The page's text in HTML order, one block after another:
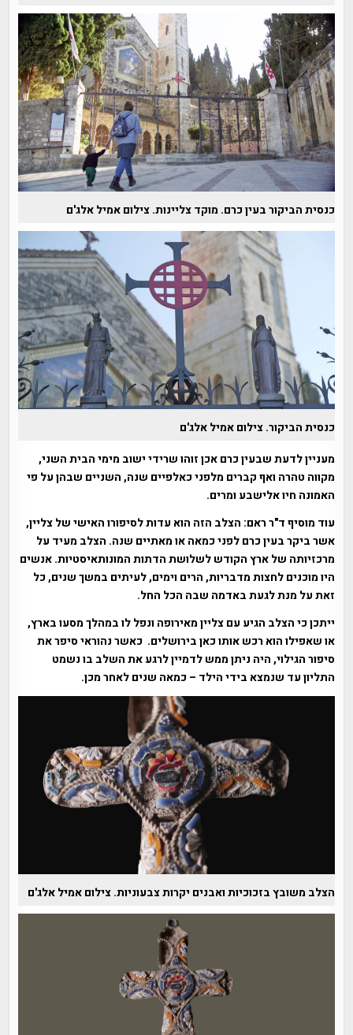
כנסית הביקור בעין כרם. מוקד צליינות. צילום אמיל אלג'ם
כנסית הביקור. צילום אמיל אלג'ם
מעניין לדעת שבעין כרם אכן זוהו שרידי ישוב מימי הבית השני,
מקווה טהרה ואף קברים מלפני כאלפיים שנה, השניים שבהן על פי
האמונה חיו אלישבע ומרים.
עוד מוסיף ד"ר ראם: הצלב הזה הוא עדות לסיפורו האישי של צליין,
אשר ביקר בעין כרם לפני כמאה או מאתיים שנה. הצלב מעיד על
מרכזיותה של ארץ הקודש לשלושת הדתות המונותאיסטיות. אנשים
היו מוכנים לחצות מדבריות, הרים וימים, לעיתים במשך שנים, כל
זאת על מנת לגעת באדמה שבה הכל החל.
ייתכן כי הצלב הגיע עם צליין מאירופה ונפל לו במהלך מסעו בארץ,
או שאפילו הוא רכש אותו כאן בירושלים. כאשר נהוראי סיפר את
סיפור הגילוי, היה ניתן ממש לדמיין לרגע את השלב בו נשמט
התליון עד שנמצא בידי הילד – כמאה שנים לאחר מכן.
הצלב משובץ בזכוכיות ואבנים יקרות צבעוניות. צילום אמיל אלג'ם